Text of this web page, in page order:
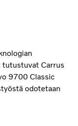
Carrus
9700 Classic
odotetaan